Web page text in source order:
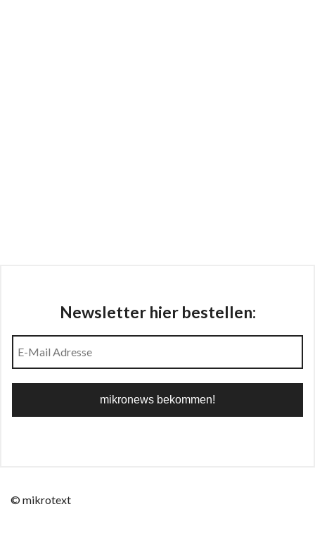
Newsletter hier bestellen:
© mikrotext